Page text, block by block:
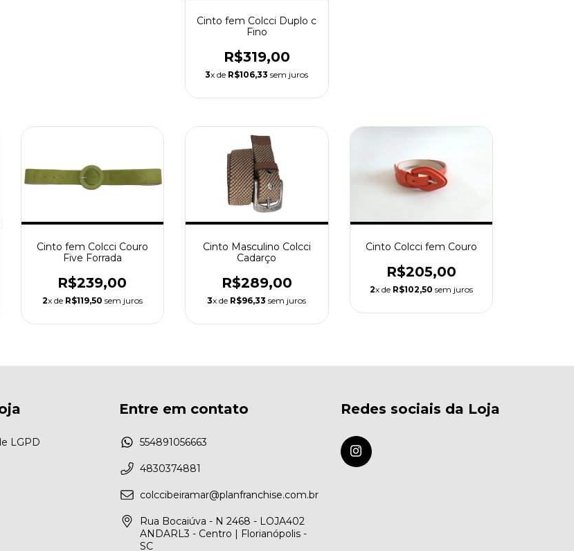
Cinto fem Colcci Duplo c
Fino
R$319,00
3x de R$106,33 sem juros
Cinto fem Colcci Couro
Five Forrada
R$239,00
2x de R$119,50 sem juros
Cinto Masculino Colcci
Cadarço
R$289,00
3x de R$96,33 sem juros
Cinto Colcci fem Couro
R$205,00
2x de R$102,50 sem juros
LGPD
Entre em contato
554891056663
4830374881
colccibeiramar@planfranchise.com.br
Rua Bocaiúva - N 2468 - LOJA402
ANDARL3 - Centro | Florianópolis -
SC
Redes sociais da Loja